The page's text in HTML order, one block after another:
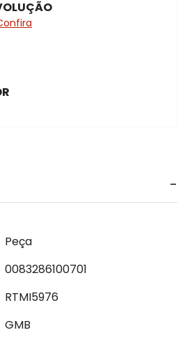
Peça
0083286100701
RTMI5976
GMB